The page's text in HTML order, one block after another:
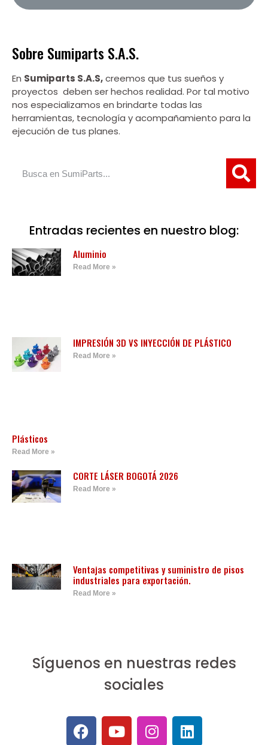
Sobre Sumiparts S.A.S.
En Sumiparts S.A.S,creemos que tus sueños y
proyectos deben ser hechos realidad. Por tal motivo
nos especializamos en brindarte todas las
herramientas, tecnología y acompañamiento para la
ejecución de tus planes.
Entradas recientes en nuestro blog:
Aluminio
Read More »
IMPRESIÓN 3D VS INYECCIÓN DE PLÁSTICO
Read More »
Plásticos
Read More »
CORTE LÁSER BOGOTÁ 2026
Read More »
Ventajas competitivas y suministro de pisos
industriales para exportación.
Read More »
Síguenos en nuestras redes
sociales